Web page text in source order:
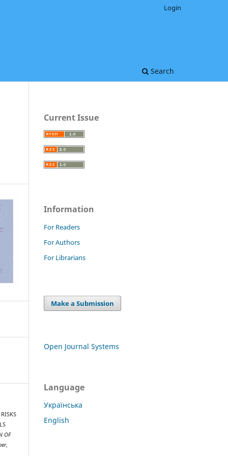
Search
Login
OF
,
Current Issue
Information
For Readers
For Authors
For Librarians
Make a Submission
Open Journal Systems
Language
Українська
English